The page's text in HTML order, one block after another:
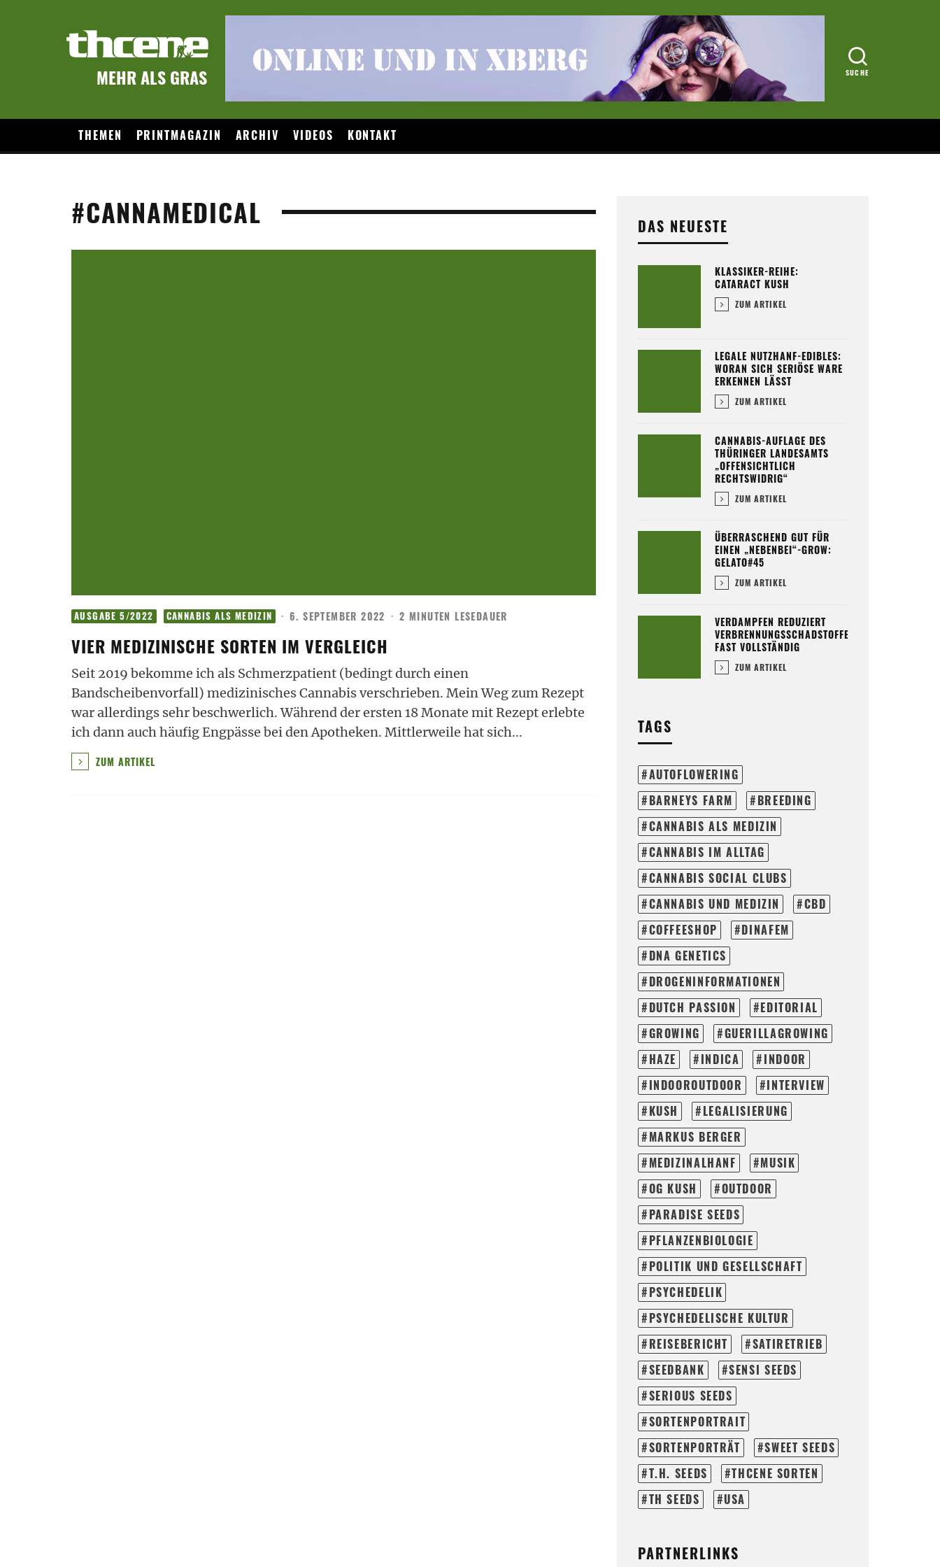
MEHR ALS GRAS
THEMEN PRINTMAGAZIN ARCHIV VIDEOS KONTAKT
#CANNAMEDICAL
AUSGABE 5/2022 CANNABIS ALS MEDIZIN · 6. SEPTEMBER 2022 · 2 MINUTEN LESEDAUER
VIER MEDIZINISCHE SORTEN IM VERGLEICH
Seit 2019 bekomme ich als Schmerzpatient (bedingt durch einen
Bandscheibenvorfall) medizinisches Cannabis verschrieben. Mein Weg zum Rezept
war allerdings sehr beschwerlich. Während der ersten 18 Monate mit Rezept erlebte
ich dann auch häufig Engpässe bei den Apotheken. Mittlerweile hat sich...
ZUM ARTIKEL
DAS NEUESTE
KLASSIKER-REIHE:
CATARACT KUSH
ZUM ARTIKEL
LEGALE NUTZHANF-EDIBLES:
WORAN SICH SERIÖSE WARE
ERKENNEN LÄSST
ZUM ARTIKEL
CANNABIS-AUFLAGE DES
THÜRINGER LANDESAMTS
„OFFENSICHTLICH
RECHTSWIDRIG“
ZUM ARTIKEL
ÜBERRASCHEND GUT FÜR
EINEN „NEBENBEI“-GROW:
GELATO#45
ZUM ARTIKEL
VERDAMPFEN REDUZIERT
VERBRENNUNGSSCHADSTOFFE
FAST VOLLSTÄNDIG
ZUM ARTIKEL
TAGS
AUTOFLOWERING
BARNEYS FARM
BREEDING
CANNABIS ALS MEDIZIN
CANNABIS IM ALLTAG
CANNABIS SOCIAL CLUBS
CANNABIS UND MEDIZIN
CBD
COFFEESHOP
DINAFEM
DNA GENETICS
DROGENINFORMATIONEN
DUTCH PASSION
EDITORIAL
GROWING
GUERILLAGROWING
HAZE
INDICA
INDOOR
INDOOROUTDOOR
INTERVIEW
KUSH
LEGALISIERUNG
MARKUS BERGER
MEDIZINALHANF
MUSIK
OG KUSH
OUTDOOR
PARADISE SEEDS
PFLANZENBIOLOGIE
POLITIK UND GESELLSCHAFT
PSYCHEDELIK
PSYCHEDELISCHE KULTUR
REISEBERICHT
SATIRETRIEB
SEEDBANK
SENSI SEEDS
SERIOUS SEEDS
SORTENPORTRAIT
SORTENPORTRÄT
SWEET SEEDS
T.H. SEEDS
THCENE SORTEN
TH SEEDS
USA
PARTNERLINKS